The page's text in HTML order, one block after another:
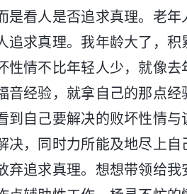
是看人是否追求真理。老
追求真理。我年龄大了，
性情不比年轻人少，就像去
音经验，就拿自己的那点经
自己要解决的败坏性情与
决，同时力所能及地尽上
弃追求真理。想想带领给